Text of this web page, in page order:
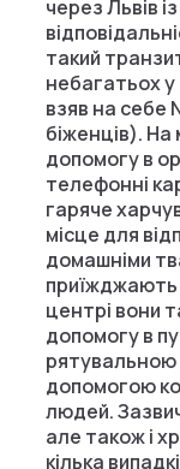
через Львів
такий
небагатьох у
взяв на себе
біженців). На
допомогу в
телефонні
гаряче
місце для
домашніми
центрі вони
допомогу в
допомогою
людей.
але також і
кілька